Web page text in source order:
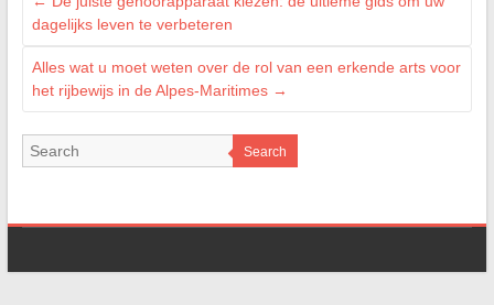
dagelijks leven te verbeteren
Alles wat u moet weten over de rol van een erkende arts voor
het rijbewijs in de Alpes-Maritimes →
Search